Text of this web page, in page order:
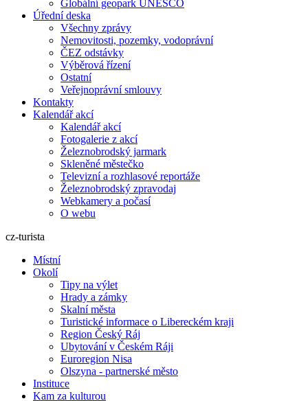
Globální geopark UNESCO
Úřední deska
Všechny zprávy
Nemovitosti, pozemky, vodoprávní
ČEZ odstávky
Výběrová řízení
Ostatní
Veřejnoprávní smlouvy
Kontakty
Kalendář akcí
Kalendář akcí
Fotogalerie z akcí
Železnobrodský jarmark
Skleněné městečko
Televizní a rozhlasové reportáže
Železnobrodský zpravodaj
Webkamery a počasí
O webu
cz-turista
Místní
Okolí
Tipy na výlet
Hrady a zámky
Skalní města
Turistické informace o Libereckém kraji
Region Český Ráj
Ubytování v Českém Ráji
Euroregion Nisa
Olszyna - partnerské město
Instituce
Kam za kulturou